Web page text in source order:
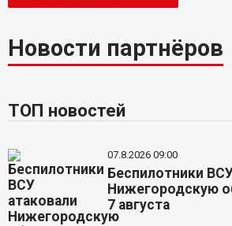
Новости партнёров
ТОП новостей
07.8.2026 09:00
Беспилотники
Нижегородскую
7 августа